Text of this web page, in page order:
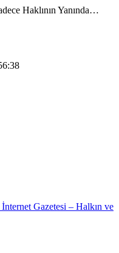
Haklının Yanında…
Gazetesi – Halkın ve